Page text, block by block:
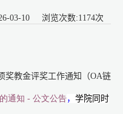
03-10 浏览次数:1174次
奖教金评奖工作通知（OA链
通知 - 公文公告， 学院同时